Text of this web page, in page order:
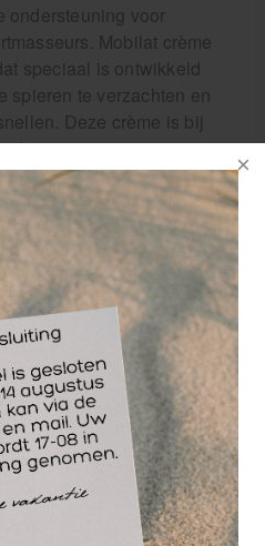
ondersteuning voor
Mobilat crème
speciaal is ontwikkeld
spieren te verzachten en
Deze crème is bij
en
te maken hebben met
klachten.
om zijn krachtige
doordringt en het
en ontsteking mogelijk
bestanddeel in
ontstekingsremmend
snel verlichting biedt bij
voor een breed
verstuikingen,
en overbelaste spieren.